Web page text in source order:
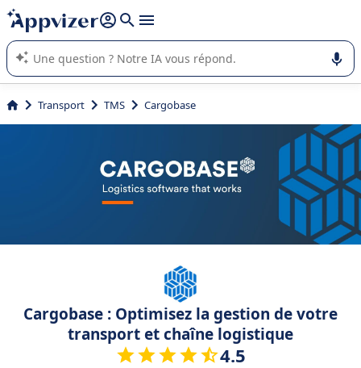
répondre (plusieurs lignes avec
L'IA de Appvizer vous guide dans l'utilisation ou la sélection de
logiciel SaaS en entreprise.
Transport TMS Cargobase
Cargobase : Optimisez la gestion de votre
transport et chaîne logistique
4.5